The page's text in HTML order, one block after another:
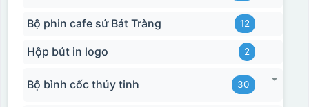
Bộ phin cafe sứ Bát Tràng 12
Hộp bút in logo 2
Bộ bình cốc thủy tinh 30